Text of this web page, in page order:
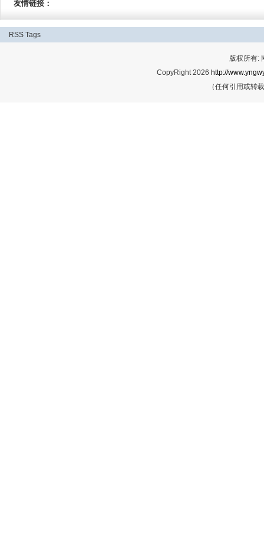
友情链接：
RSS Tags
版权所有:
CopyRight 2026 http://
（任何引用或转